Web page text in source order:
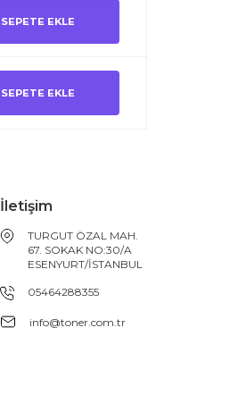
SEPETE EKLE
SEPETE EKLE
İletişim
TURGUT ÖZAL MAH.
67. SOKAK NO:30/A
ESENYURT/İSTANBUL
05464288355
info@toner.com.tr